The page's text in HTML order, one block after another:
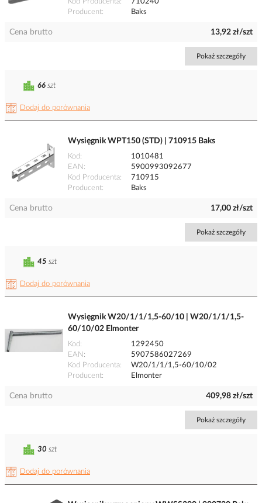
Kod Producenta
710240
Producent
Baks
Cena brutto 13,92 zł/szt
Pokaż szczegóły
Dodaj do porównania
66 szt
Wysięgnik WPT150 (STD) | 710915 Baks
Kod
1010481
EAN
5900993092677
Kod Producenta
710915
Producent
Baks
Cena brutto 17,00 zł/szt
Pokaż szczegóły
Dodaj do porównania
45 szt
Wysięgnik W20/1/1/1,5-60/10 | W20/1/1/1,5-
60/10/02 Elmonter
Kod
1292450
EAN
5907586027269
Kod Producenta
W20/1/1/1,5-60/10/02
Producent
Elmonter
Cena brutto 409,98 zł/szt
Pokaż szczegóły
Dodaj do porównania
30 szt